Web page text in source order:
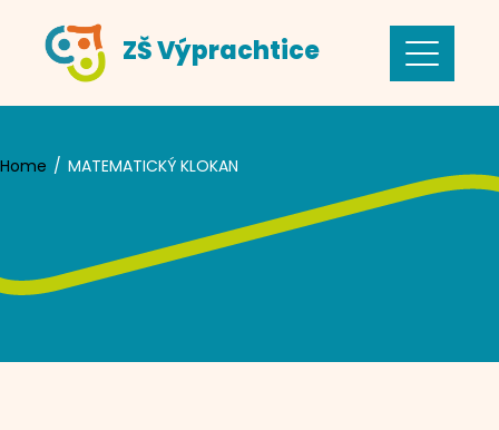
content
ZŠ Výprachtice
Home MATEMATICKÝ KLOKAN